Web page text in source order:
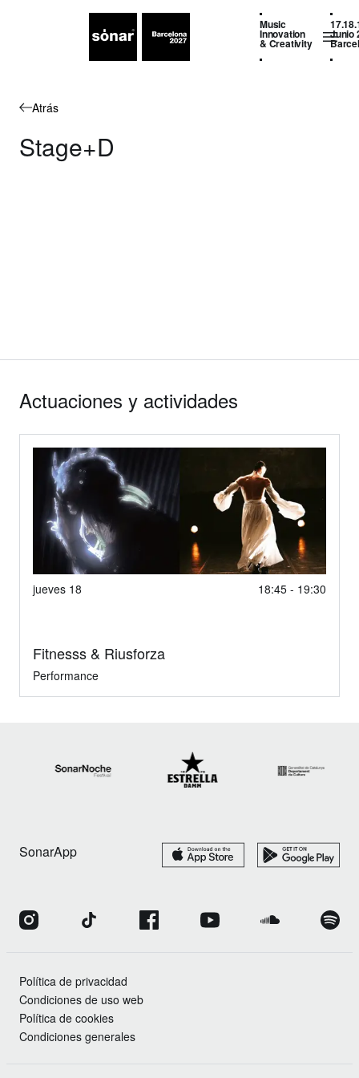
Music
Innovation
& Creativity
Junio
Atrás
Stage+D
Actuaciones y actividades
jueves 18 18:45 - 19:30
Fitnesss & Riusforza
Performance
SonarApp
Política de privacidad
Condiciones de uso web
Política de cookies
Condiciones generales